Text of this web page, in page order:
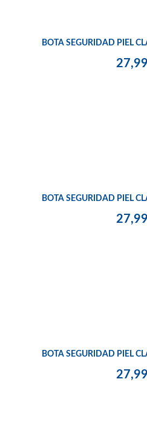
BOTA SEGURIDAD PIEL
BOTA SEGURIDAD PIEL
BOTA SEGURIDAD PIEL